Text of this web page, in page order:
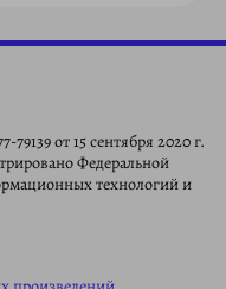
от 15 сентября 2020 г.
Федеральной
технологий и